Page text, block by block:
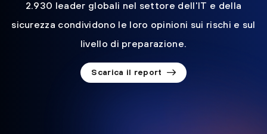
2.930 leader globali nel settore dell'IT e della
sicurezza condividono le loro opinioni sui rischi e sul
livello di preparazione.
Scarica il report